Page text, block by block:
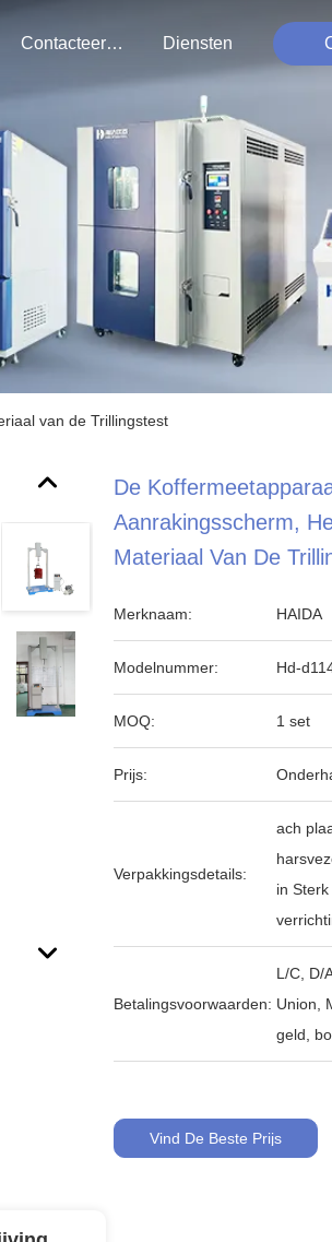
Contacteer Ons Diensten
van de Trillingstest
De
Aanrakingsscherm,
Materiaal Van De
Merknaam: HAIDA
Modelnummer: Hd-
MOQ: 1 set
Prijs:
Verpakkingsdetails:
ach
in
Betalingsvoorwaarden:
L/C, D/
Union,
geld,
Vind De Beste Prijs